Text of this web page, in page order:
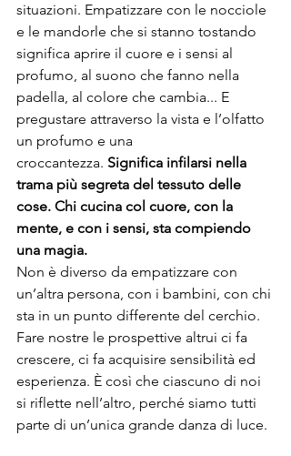
situazioni. Empatizzare con le nocciole
e le mandorle che si stanno tostando
significa aprire il cuore e i sensi al
profumo, al suono che fanno nella
padella, al colore che cambia... E
pregustare attraverso la vista e l’olfatto
un profumo e una
croccantezza. Significa infilarsi nella
trama più segreta del tessuto delle
cose. Chi cucina col cuore, con la
mente, e con i sensi, sta compiendo
una magia.
Non è diverso da empatizzare con
un’altra persona, con i bambini, con chi
sta in un punto differente del cerchio.
Fare nostre le prospettive altrui ci fa
crescere, ci fa acquisire sensibilità ed
esperienza. È così che ciascuno di noi
si riflette nell’altro, perché siamo tutti
parte di un’unica grande danza di luce.